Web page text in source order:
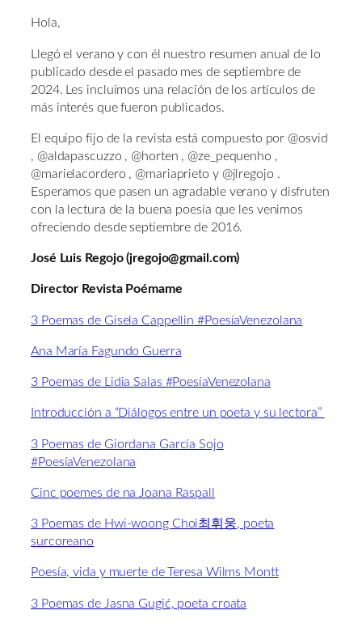
Hola,
Llegó el verano y con él nuestro resumen anual de lo
publicado desde el pasado mes de septiembre de
2024. Les incluimos una relación de los artículos de
más interés que fueron publicados.
El equipo fijo de la revista está compuesto por @osvid
, @aldapascuzzo , @horten , @ze_pequenho ,
@marielacordero , @mariaprieto y @jlregojo .
Esperamos que pasen un agradable verano y disfruten
con la lectura de la buena poesía que les venimos
ofreciendo desde septiembre de 2016.
José Luis Regojo (jregojo@gmail.com)
Director Revista Poémame
3 Poemas de Gisela Cappellin #PoesíaVenezolana
Ana María Fagundo Guerra
3 Poemas de Lidia Salas #PoesíaVenezolana
Introducción a “Diálogos entre un poeta y su lectora”
3 Poemas de Giordana García Sojo
#PoesíaVenezolana
Cinc poemes de na Joana Raspall
3 Poemas de Hwi-woong Choi최휘웅, poeta
surcoreano
Poesía, vida y muerte de Teresa Wilms Montt
3 Poemas de Jasna Gugić, poeta croata